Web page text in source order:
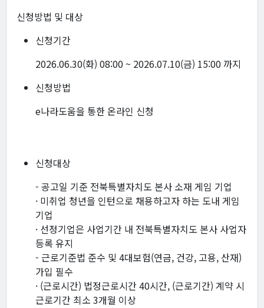
신청방법 및 대상
신청기간
2026.06.30(화) 08:00 ~ 2026.07.10(금) 15:00 까지
신청방법
e나라도움을 통한 온라인 신청
신청대상
- 공고일 기준 전북특별자치도 본사 소재 게임 기업
· 미취업 청년을 인턴으로 채용하고자 하는 도내 게임
기업
· 선정기업은 사업기간 내 전북특별자치도 본사 사업자
등록 유지
- 근로기준법 준수 및 4대보험(연금, 건강, 고용, 산재)
가입 필수
· (근로시간) 법정근로시간 40시간, (근로기간) 계약 시
근로기간 최소 3개월 이상